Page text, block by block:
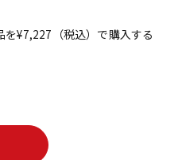
¥7,227（税込）で購入する